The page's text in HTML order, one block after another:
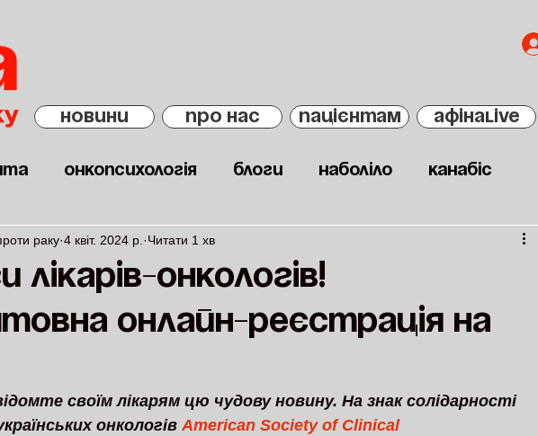
НОВИНИ ПРО НАС ПАЦІЄНТАМ АфінаLIVE
Онкопсихологія Блоги Наболіло Канабіс
лікарів-онкологів!
онлайн-реєстрація на
раку 4 квіт. 2024 р. Читати 1 хв
своїм лікарям цю чудову новину. На знак солідарності
онкологів American Society of Clinical